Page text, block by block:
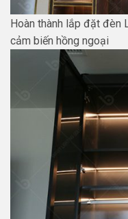
Hoàn thành lắp đặt đèn
cảm biến hồng ngoại